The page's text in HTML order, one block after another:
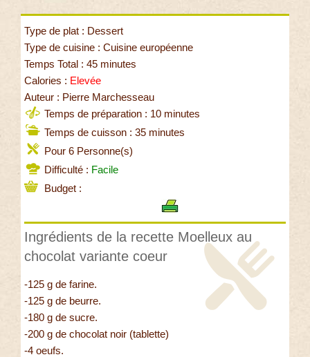
Type de plat : Dessert
Type de cuisine : Cuisine européenne
Temps Total : 45 minutes
Calories : Elevée
Auteur : Pierre Marchesseau
Temps de préparation : 10 minutes
Temps de cuisson : 35 minutes
Pour 6 Personne(s)
Difficulté : Facile
Budget :
Ingrédients de la recette Moelleux au
chocolat variante coeur
-125 g de farine.
-125 g de beurre.
-180 g de sucre.
-200 g de chocolat noir (tablette)
-4 oeufs.